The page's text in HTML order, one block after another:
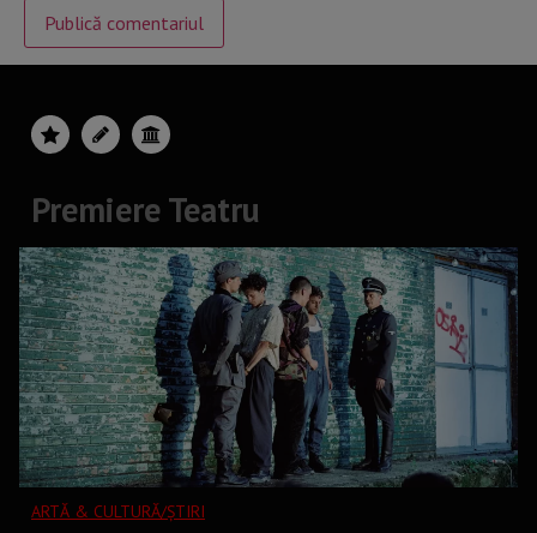
Premiere Teatru
ARTĂ & CULTURĂ/ȘTIRI